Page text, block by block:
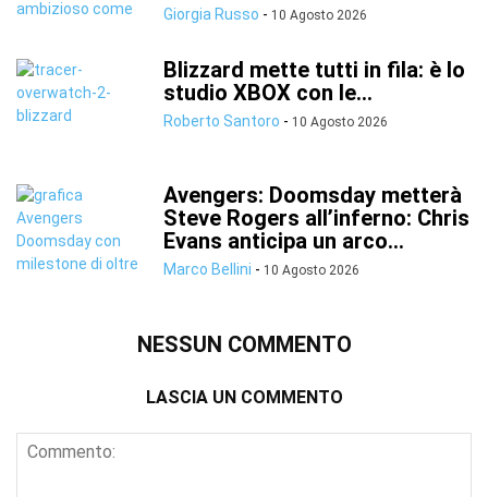
Giorgia Russo - 10 Agosto 2026
Blizzard mette tutti in fila: è lo
studio XBOX con le...
Roberto Santoro - 10 Agosto 2026
Avengers: Doomsday metterà
Steve Rogers all’inferno: Chris
Evans anticipa un arco...
Marco Bellini - 10 Agosto 2026
NESSUN COMMENTO
LASCIA UN COMMENTO